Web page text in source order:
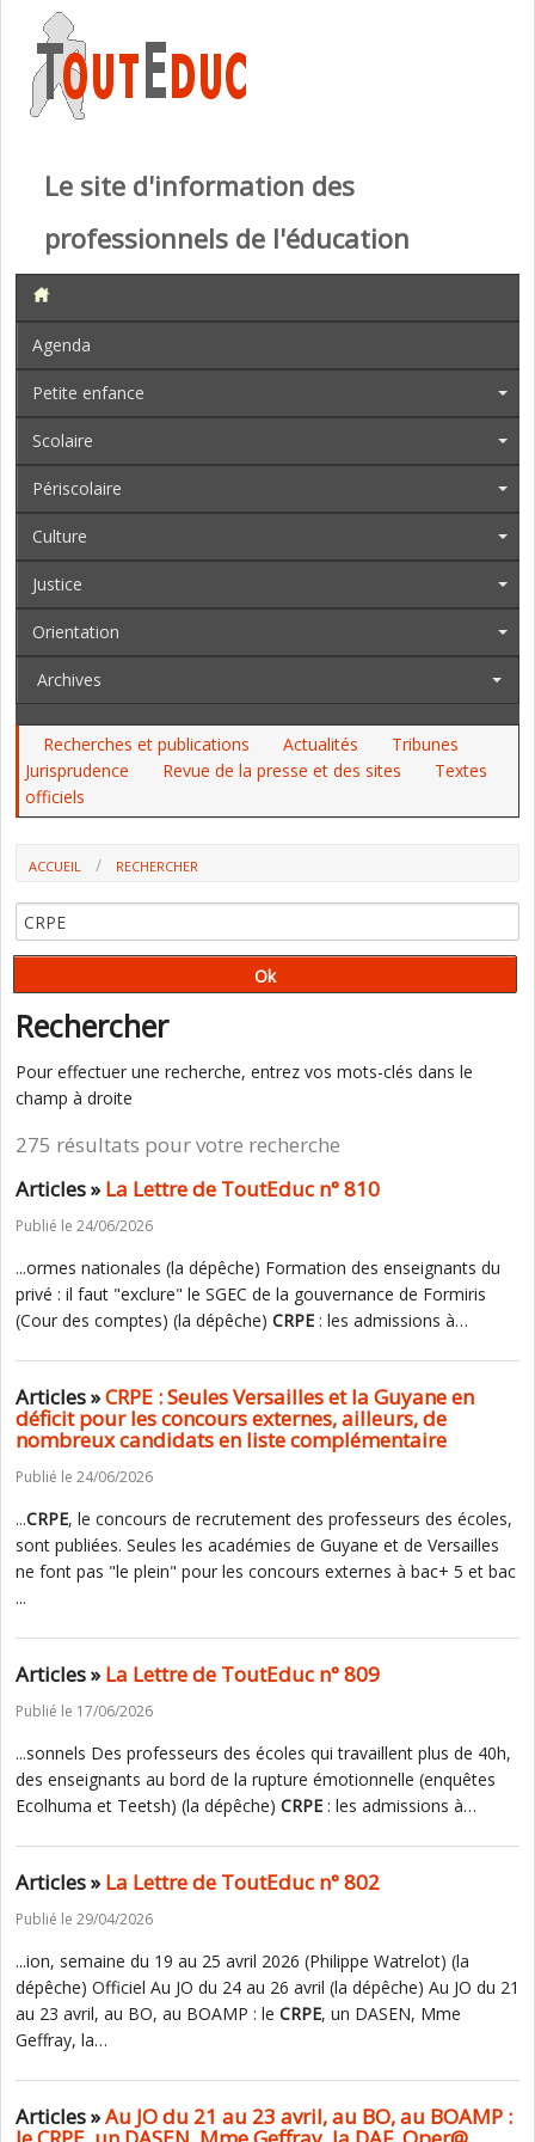
Le site d'information des
professionnels de l'éducation
Agenda
Petite enfance
Scolaire
Périscolaire
Culture
Justice
Orientation
Archives
Recherches et publications Actualités
Tribunes
Jurisprudence
Revue de la presse et des sites
Textes
officiels
ACCUEIL RECHERCHER
Rechercher
Pour effectuer une recherche, entrez vos mots-clés dans le
champ à droite
275 résultats pour votre recherche
Articles »La Lettre de ToutEduc n° 810
Publié le 24/06/2026
...ormes nationales (la dépêche) Formation des enseignants du
privé : il faut "exclure" le SGEC de la gouvernance de Formiris
(Cour des comptes) (la dépêche) CRPE : les admissions à…
Articles »CRPE : Seules Versailles et la Guyane en
déficit pour les concours externes, ailleurs, de
nombreux candidats en liste complémentaire
Publié le 24/06/2026
...CRPE, le concours de recrutement des professeurs des écoles,
sont publiées. Seules les académies de Guyane et de Versailles
ne font pas "le plein" pour les concours externes à bac+ 5 et bac
...
Articles »La Lettre de ToutEduc n° 809
Publié le 17/06/2026
...sonnels Des professeurs des écoles qui travaillent plus de 40h,
des enseignants au bord de la rupture émotionnelle (enquêtes
Ecolhuma et Teetsh) (la dépêche) CRPE : les admissions à…
Articles »La Lettre de ToutEduc n° 802
Publié le 29/04/2026
...ion, semaine du 19 au 25 avril 2026 (Philippe Watrelot) (la
dépêche) Officiel Au JO du 24 au 26 avril (la dépêche) Au JO du 21
au 23 avril, au BO, au BOAMP : le CRPE, un DASEN, Mme
Geffray, la…
Articles »Au JO du 21 au 23 avril, au BO, au BOAMP :